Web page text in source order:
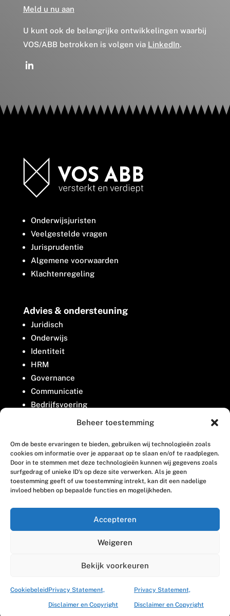
Beheer toestemming
Om de beste ervaringen te bieden, gebruiken wij technologieën zoals
cookies om informatie over je apparaat op te slaan en/of te raadplegen.
Door in te stemmen met deze technologieën kunnen wij gegevens zoals
surfgedrag of unieke ID's op deze site verwerken. Als je geen
toestemming geeft of uw toestemming intrekt, kan dit een nadelige
invloed hebben op bepaalde functies en mogelijkheden.
Accepteren
Weigeren
Bekijk voorkeuren
CookiebeleidPrivacy Statement,
Disclaimer en Copyright
Privacy Statement,
Disclaimer en Copyright
Meld u nu aan
U kunt ook de belangrijke ontwikkelingen waarbij
VOS/ABB betrokken is volgen via LinkedIn.
Onderwijsjuristen
Veelgestelde vragen
Jurisprudentie
Algemene voorwaarden
Klachtenregeling
Advies & ondersteuning
Juridisch
Onderwijs
Identiteit
HRM
Governance
Communicatie
Bedrijfsvoering
Belangenbehartiging
Contact
Houttuinlaan 8
3447 GM Woerden